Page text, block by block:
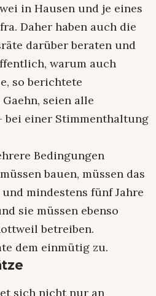
in Hausen und je eines
Daher haben auch die
darüber beraten und
warum auch
so berichtete
seien alle
bei einer Stimmenthaltung
Bedingungen
bauen, müssen das
mindestens fünf Jahre
sie müssen ebenso
betreiben.
dem einmütig zu.
sich nicht nur an